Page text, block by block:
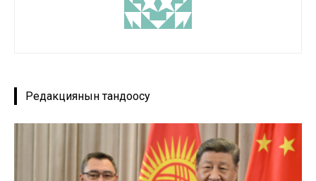
Редакциянын тандоосу